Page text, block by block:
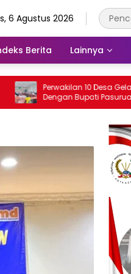
6 Agustus 2026
Berita Lainnya
10 Desa Gelar Audensi
Bupati Pasuruan, Ini Sejumlah